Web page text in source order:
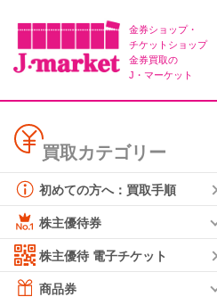
金券ショップ・
チケットショップ
金券買取の
J・マーケット
買取カテゴリー
初めての方へ：買取手順
株主優待券
株主優待 電子チケット
商品券